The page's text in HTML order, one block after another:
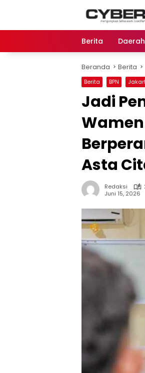
Berita Daerah
Beranda Berita
Berita BPN
Jadi
Asta
Redaksi
Juni 15, 2026